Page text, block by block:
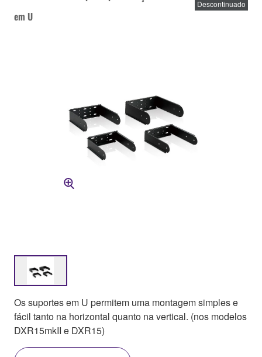
em U
Descontinuado
Os suportes em U permitem uma montagem simples e
fácil tanto na horizontal quanto na vertical. (nos modelos
DXR15mkII e DXR15)